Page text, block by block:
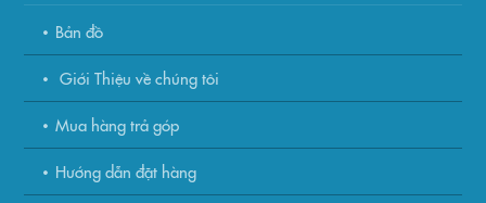
Bản đồ
Giới Thiệu về chúng tôi
Mua hàng trả góp
Hướng dẫn đặt hàng